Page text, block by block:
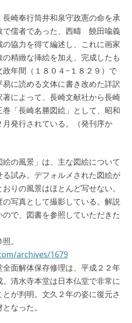
長崎奉行筒井和泉守政憲の命を承
で儒者であった、西疇 饒田喩義
協力を得て編述し、これに画家
精緻な挿絵を加え、完成したも
年間（１８０４−１８２９）で
に読める文体に書き改めた詳訳
によって、長崎文献社から長崎
「長崎名勝図絵」として、昭和
月発行されている。（発刊序か
の風景」は、主な図絵について
試み。デフォルメされた図絵が
りの風景はほとんど写せない。
写真として撮影している。解説
で、図書を参照していただきた
参照。
archives/1679
面解体保存修理は、平成２２年
。清水寺本堂は日本仏堂で非常に
が判明。文久２年の姿に復元さ
なった。